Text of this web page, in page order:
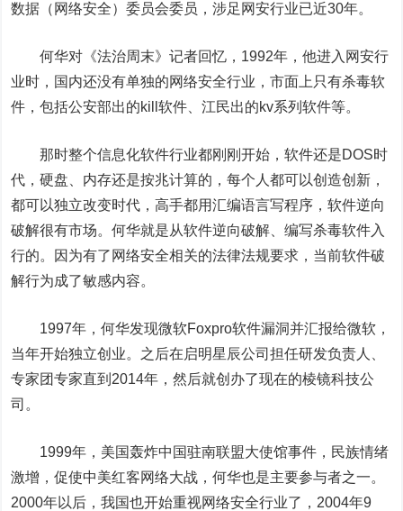
数据（网络安全）委员会委员，涉足网安行业已近30年。
何华对《法治周末》记者回忆， 1992年，他进入网安行
业时，国内还没有单独的网络安全行业，市面上只有杀毒软
件，包括公安部出的kill软件、江民出的kv系列软件等。
那时整个信息化软件行业都刚刚开始，软件还是DOS时
代，硬盘、内存还是按兆计算的，每个人都可以创造创新，
都可以独立改变时代，高手都用汇编语言写程序，软件逆向
破解很有市场。何华就是从软件逆向破解、编写杀毒软件入
行的。因为有了网络安全相关的法律法规要求，当前软件破
解行为成了敏感内容。
1997年，何华发现微软Foxpro软件漏洞并汇报给微软，
当年开始独立创业。之后在 启明星辰公司担任研发负责人、
专家团专家直到 2014年，然后就创办了现在的棱镜科技公
司。
1999年，美国轰炸中国驻南联盟大使馆事件，民族情绪
激增，促使中美红客网络大战，何华也是主要参与者之一。
2000年以后，我国也开始重视网络安全行业了， 2004年9